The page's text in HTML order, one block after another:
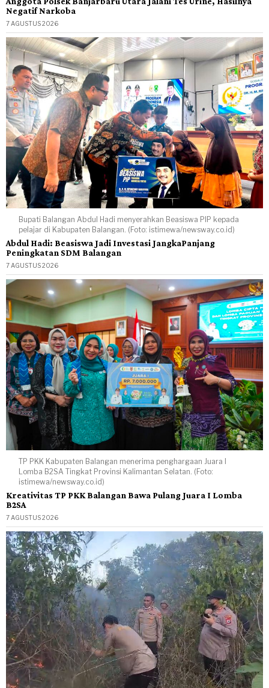
Negatif Narkoba
7 AGUSTUS 2026
Bupati Balangan Abdul Hadi menyerahkan Beasiswa PIP kepada
pelajar di Kabupaten Balangan. (Foto: istimewa/newsway.co.id)
Abdul Hadi: Beasiswa Jadi Investasi JangkaPanjang
Peningkatan SDM Balangan
7 AGUSTUS 2026
TP PKK Kabupaten Balangan menerima penghargaan Juara I
Lomba B2SA Tingkat Provinsi Kalimantan Selatan. (Foto:
istimewa/newsway.co.id)
Kreativitas TP PKK Balangan Bawa Pulang Juara I Lomba
B2SA
7 AGUSTUS 2026